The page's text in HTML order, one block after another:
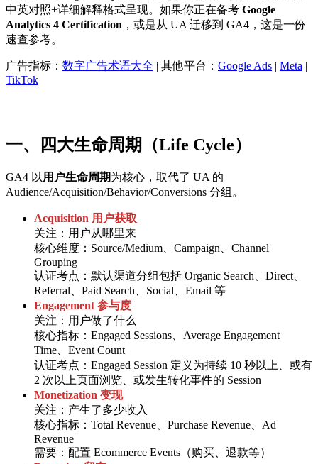
中英对照+详细解释格式呈现。如果你正在备考 Google
Analytics 4 Certification ，或是从 UA 迁移到 GA4，这是一份
速查参考。
广告指标： 数字广告术语大全 | 其他平台： Google Ads | Meta |
TikTok
一、四大生命周期（Life Cycle）
GA4 以 用户生命周期为核心，取代了 UA 的
Audience/Acquisition/Behavior/Conversions 分组。
Acquisition 用户获取
关注：用户从哪里来
核心维度：Source/Medium、Campaign、Channel
Grouping
认证考点：默认渠道分组包括 Organic Search、Direct、
Referral、Paid Search、Social、Email 等
Engagement 参与度
关注：用户做了什么
核心指标：Engaged Sessions、Average Engagement
Time、Event Count
认证考点：Engaged Session 定义为持续 10 秒以上、或有
2 次以上页面浏览、或发生转化事件的 Session
Monetization 变现
关注：产生了多少收入
核心指标：Total Revenue、Purchase Revenue、Ad
Revenue
需要：配置 Ecommerce Events（购买、退款等）